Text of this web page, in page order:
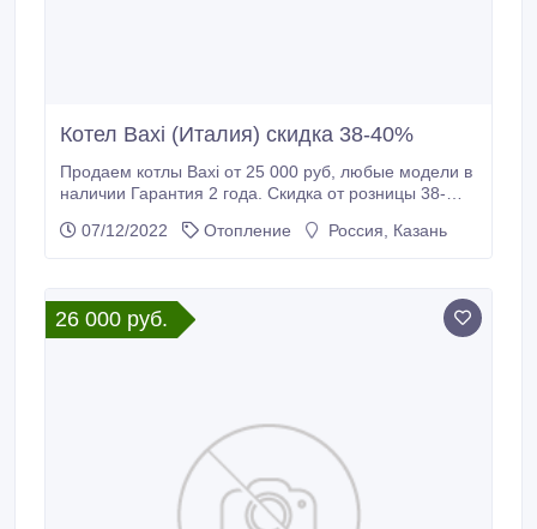
Котел Baxi (Италия) скидка 38-40%
Продаем котлы Baxi от 25 000 руб, любые модели в
наличии Гарантия 2 года. Скидка от розницы 38-
профессионально, недорого с гарантией. Есть
07/12/2022 Отопление Россия, Казань
26 000 руб.